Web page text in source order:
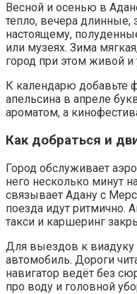
Весной и осенью в
тепло, вечера
настоящему,
или музеях. Зима
город при этом живой
К календарю добавьте
апельсина в апреле
ароматом, а
Как добраться и
Город обслуживает
него несколько минут
связывает Адану с
поезда идут ритмично.
такси и каршеринг
Для выездов к виадуку
автомобиль. Дороги
навигатор ведёт без
про воду и головной